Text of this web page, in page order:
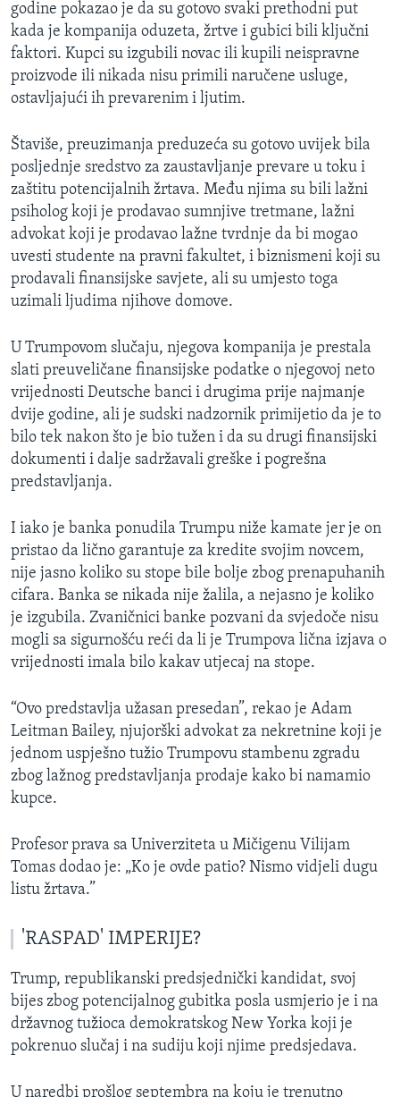
godine pokazao je da su gotovo svaki prethodni put
kada je kompanija oduzeta, žrtve i gubici bili ključni
faktori. Kupci su izgubili novac ili kupili neispravne
proizvode ili nikada nisu primili naručene usluge,
ostavljajući ih prevarenim i ljutim.
Štaviše, preuzimanja preduzeća su gotovo uvijek bila
posljednje sredstvo za zaustavljanje prevare u toku i
zaštitu potencijalnih žrtava. Među njima su bili lažni
psiholog koji je prodavao sumnjive tretmane, lažni
advokat koji je prodavao lažne tvrdnje da bi mogao
uvesti studente na pravni fakultet, i biznismeni koji su
prodavali finansijske savjete, ali su umjesto toga
uzimali ljudima njihove domove.
U Trumpovom slučaju, njegova kompanija je prestala
slati preuveličane finansijske podatke o njegovoj neto
vrijednosti Deutsche banci i drugima prije najmanje
dvije godine, ali je sudski nadzornik primijetio da je to
bilo tek nakon što je bio tužen i da su drugi finansijski
dokumenti i dalje sadržavali greške i pogrešna
predstavljanja.
I iako je banka ponudila Trumpu niže kamate jer je on
pristao da lično garantuje za kredite svojim novcem,
nije jasno koliko su stope bile bolje zbog prenapuhanih
cifara. Banka se nikada nije žalila, a nejasno je koliko
je izgubila. Zvaničnici banke pozvani da svjedoče nisu
mogli sa sigurnošću reći da li je Trumpova lična izjava o
vrijednosti imala bilo kakav utjecaj na stope.
“Ovo predstavlja užasan presedan”, rekao je Adam
Leitman Bailey, njujorški advokat za nekretnine koji je
jednom uspješno tužio Trumpovu stambenu zgradu
zbog lažnog predstavljanja prodaje kako bi namamio
kupce.
Profesor prava sa Univerziteta u Mičigenu Vilijam
Tomas dodao je: „Ko je ovde patio? Nismo vidjeli dugu
listu žrtava.”
'RASPAD' IMPERIJE?
Trump, republikanski predsjednički kandidat, svoj
bijes zbog potencijalnog gubitka posla usmjerio je i na
državnog tužioca demokratskog New Yorka koji je
pokrenuo slučaj i na sudiju koji njime predsjedava.
U naredbi prošlog septembra na koju je trenutno